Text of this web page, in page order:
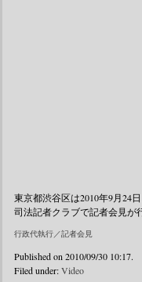
東京都渋谷区は2010年9月24
司法記者クラブで記者会見が
行政代執行／記者会見
Published on 2010/09/30 10:17.
Filed under:Video